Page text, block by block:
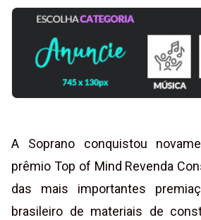
A Soprano conquistou
prêmio Top of Mind Revenda
das mais importantes
brasileiro de materiais de